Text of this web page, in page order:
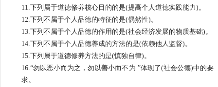
11.下列属于道德修养核心目的的是(提高个人道德实践能力)。
12.下列不属于个人品德的特征的是(偶然性)。
13.下列不属于个人品德的作用的是(社会经济发展的物质基础)。
14.下列不属于个人品德养成的方法的是(依赖他人监督)。
15.下列属于道德修养方法的是(慎独自律)。
16.“勿以恶小而为之，勿以善小而不为 ”体现了(社会公德)中的要
求。